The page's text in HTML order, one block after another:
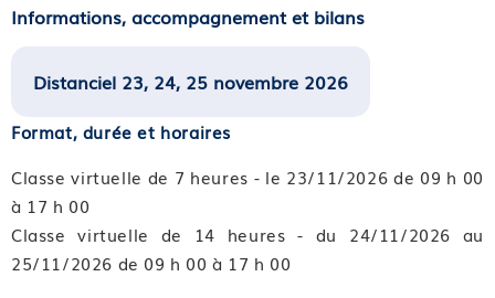
Informations, accompagnement et bilans
Distanciel 23, 24, 25 novembre 2026
Format, durée et horaires
Classe virtuelle de 7 heures - le 23/11/2026 de 09 h 00
à 17 h 00
Classe virtuelle de 14 heures - du 24/11/2026 au
25/11/2026 de 09 h 00 à 17 h 00